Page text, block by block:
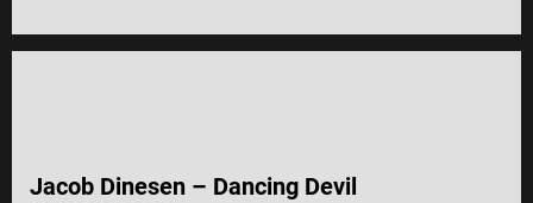
Jacob Dinesen – Dancing Devil